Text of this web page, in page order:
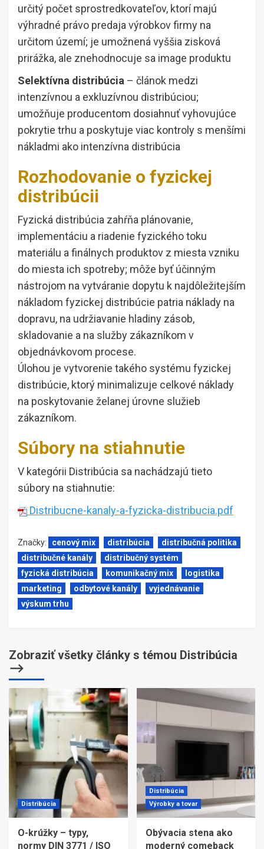
určitý počet sprostredkovateľov, ktorí majú
výhradné právo predaja výrobkov firmy na
určitom území; je umožnená vyššia zisková
prirážka, ale znehodnocuje sa image produktu
Selektívna distribúcia – článok medzi
intenzívnou a exkluzívnou distribúciou;
umožňuje producentom dosiahnuť vyhovujúce
pokrytie trhu a poskytuje viac kontroly s menšími
nákladmi ako intenzívna distribúcia
Rozhodovanie o fyzickej
distribúcii
Fyzická distribúcia zahŕňa plánovanie,
implementáciu a riadenie fyzického toku
materiálu a finálnych produktov z miesta vzniku
do miesta ich spotreby; môže byť účinným
nástrojom na vytváranie dopytu k najdôležitejším
nákladom fyzickej distribúcie patria náklady na
dopravu, na udržiavanie hladiny zásob,
skladovanie a na služby zákazníkom v
objednávkovom procese.
Úlohou je vytvorenie takého systému fyzickej
distribúcie, ktorý minimalizuje celkové náklady
na poskytovanie želanej úrovne služieb
zákazníkom.
Súbory na stiahnutie
V kategórii Distribúcia sa nachádzajú tieto
súbory na stiahnutie:
Distribucne-kanaly-a-fyzicka-distribucia.pdf
Značky: cenový mix distribúcia
distribučná politika
distribučné kanály
distribučný systém
fyzická distribúcia
komunikačný mix
logistika
marketing
odbytové kanály
vyjednávanie
výskum trhu
Zobraziť všetky články s témou Distribúcia
⟶
Distribúcia
O-krúžky – typy,
normy DIN 3771 / ISO
Distribúcia
Výrobky a tovar
Obývacia stena ako
moderný comeback